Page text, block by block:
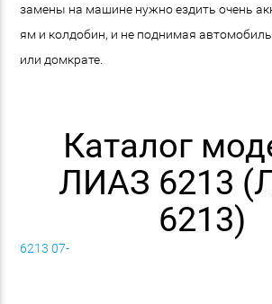
замены на машине нужно ездить очень
ям и колдобин, и не поднимая
или домкрате.
Каталог
ЛИАЗ 6213
6213)
6213 07-